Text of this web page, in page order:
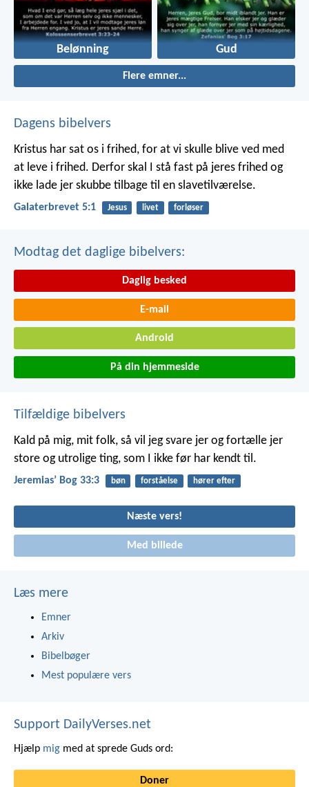
Belønning Gud
Flere emner...
Dagens bibelvers
Kristus har sat os i frihed, for at vi skulle blive ved med
at leve i frihed. Derfor skal I stå fast på jeres frihed og
ikke lade jer skubbe tilbage til en slavetilværelse.
Galaterbrevet 5:1 Jesus livet forløser
Modtag det daglige bibelvers:
Daglig besked
E-mail
Android
På din hjemmeside
Tilfældige bibelvers
Kald på mig, mit folk, så vil jeg svare jer og fortælle jer
store og utrolige ting, som I ikke før har kendt til.
Jeremiasʼ Bog 33:3 bøn forståelse hører efter
Næste vers!
Med billede
Læs mere
Emner
Arkiv
Bibelbøger
Mest populære vers
Support DailyVerses.net
Hjælp mig med at sprede Guds ord:
Doner